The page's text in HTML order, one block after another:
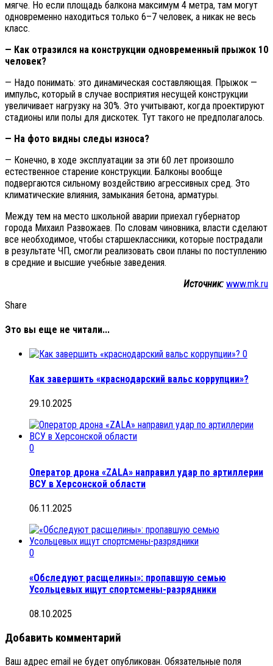
мягче. Но если площадь балкона максимум 4 метра, там могут
одновременно находиться только 6–7 человек, а никак не весь
класс.
— Как отразился на конструкции одновременный прыжок 10
человек?
— Надо понимать: это динамическая составляющая. Прыжок —
импульс, который в случае восприятия несущей конструкции
увеличивает нагрузку на 30%. Это учитывают, когда проектируют
стадионы или полы для дискотек. Тут такого не предполагалось.
— На фото видны следы износа?
— Конечно, в ходе эксплуатации за эти 60 лет произошло
естественное старение конструкции. Балконы вообще
подвергаются сильному воздействию агрессивных сред. Это
климатические влияния, замыкания бетона, арматуры.
Между тем на место школьной аварии приехал губернатор
города Михаил Развожаев. По словам чиновника, власти сделают
все необходимое, чтобы старшеклассники, которые пострадали
в результате ЧП, смогли реализовать свои планы по поступлению
в средние и высшие учебные заведения.
Источник: www.mk.ru
Share
Это вы еще не читали...
0
Как завершить «краснодарский вальс коррупции»?
29.10.2025
0
Оператор дрона «ZALA» направил удар по артиллерии
ВСУ в Херсонской области
06.11.2025
0
«Обследуют расщелины»: пропавшую семью
Усольцевых ищут спортсмены-разрядники
08.10.2025
Добавить комментарий
Ваш адрес email не будет опубликован. Обязательные поля